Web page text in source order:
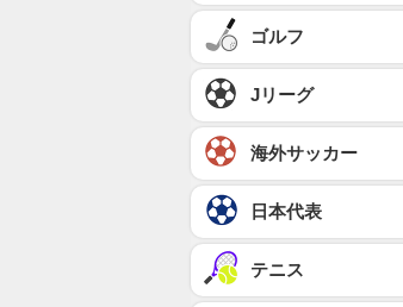
ゴルフ
Jリーグ
海外サッカー
日本代表
テニス